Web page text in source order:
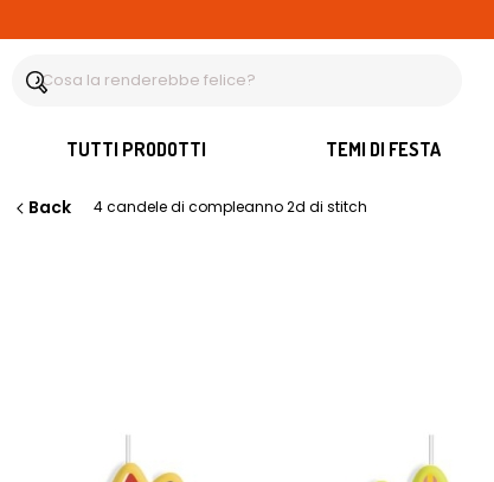
TUTTI PRODOTTI TEMI DI FESTA
Back 4 candele di compleanno 2d di stitch